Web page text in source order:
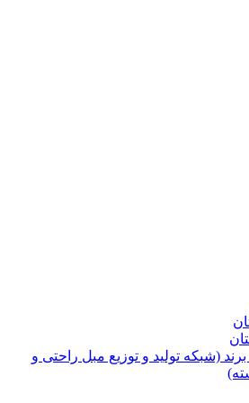
برند (شبکه تولید و توزیع مبل راحتی و